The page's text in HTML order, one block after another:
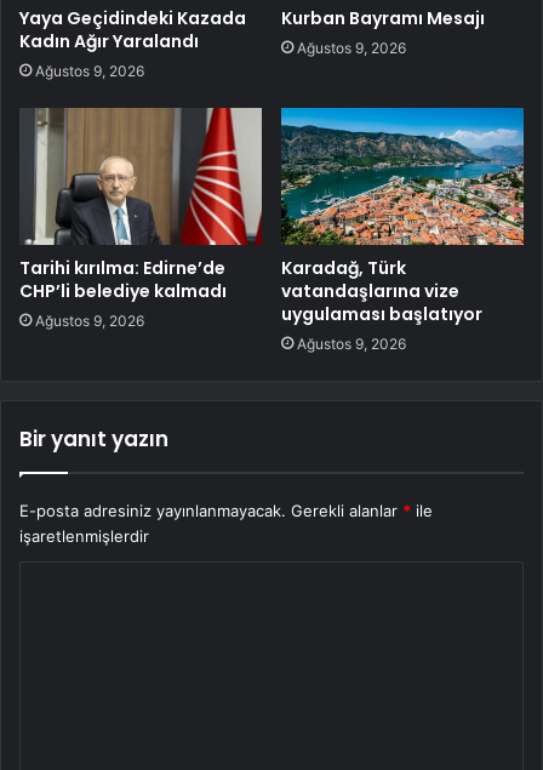
Yaya Geçidindeki Kazada
Kadın Ağır Yaralandı
Ağustos 9, 2026
Kurban Bayramı Mesajı
Ağustos 9, 2026
Tarihi kırılma: Edirne’de
CHP’li belediye kalmadı
Ağustos 9, 2026
Karadağ, Türk
vatandaşlarına vize
uygulaması başlatıyor
Ağustos 9, 2026
Bir yanıt yazın
E-posta adresiniz yayınlanmayacak. Gerekli alanlar * ile
işaretlenmişlerdir